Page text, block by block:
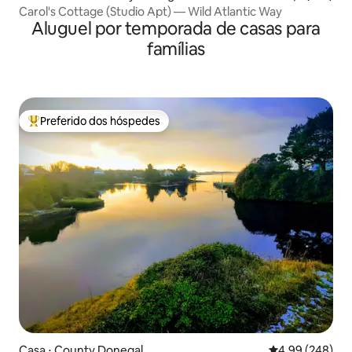
Carol's Cottage (Studio Apt) — Wild Atlantic Way
Aluguel por temporada de casas para
famílias
Entre os melhores preferidos dos hóspedes
Preferido dos hóspedes